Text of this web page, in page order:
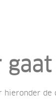
hieronder de